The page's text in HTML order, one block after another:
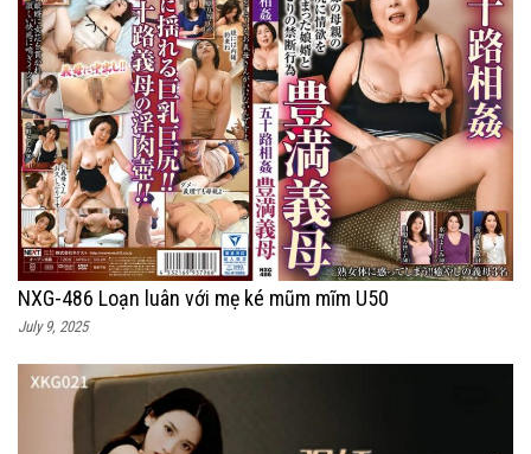
NXG-486 Loạn luân với mẹ ké mũm mĩm U50
July 9, 2025